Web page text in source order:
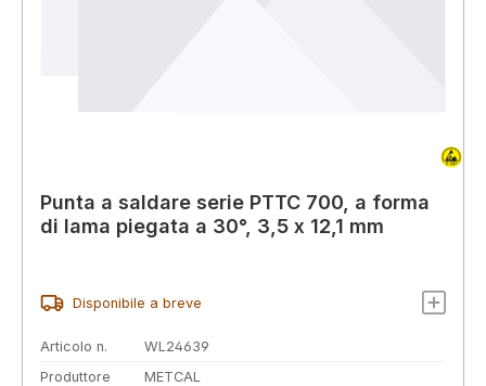
Punta a saldare serie PTTC 700, a forma
di lama piegata a 30°, 3,5 x 12,1 mm
Disponibile a breve
Articolo n.
WL24639
Produttore
METCAL